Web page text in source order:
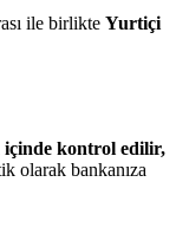
ile birlikte Yurtiçi
içinde kontrol edilir,
olarak bankanıza